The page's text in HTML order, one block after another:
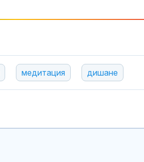
медитация дишане